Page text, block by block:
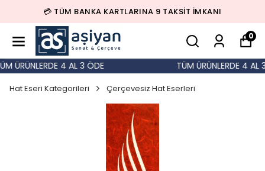
💳 TÜM BANKA KARTLARINA 9 TAKSİT İMKANI
0
ÜRÜNLERDE 4 AL 3 ÖDE TÜM ÜRÜNLERDE 4 AL 3
Hat Eseri Kategorileri Çerçevesiz Hat Eserleri